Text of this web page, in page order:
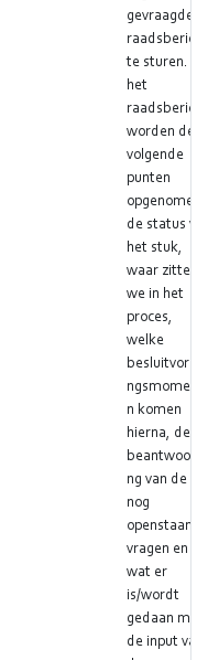
gevraagde
raadsbericht
te sturen. In
het
raadsbericht
worden de
volgende
punten
opgenomen:
de status
het stuk,
waar zitten
we in het
proces,
welke
besluitvormi
n komen
hierna, de
beantwoordi
ng van de
nog
openstaande
vragen en
wat er
is/wordt
gedaan met
de input van